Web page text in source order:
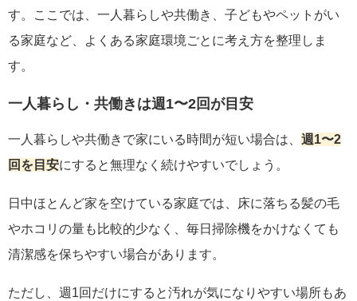
す。ここでは、一人暮らしや共働き、子どもやペットがい
る家庭など、よくある家庭環境ごとに考え方を整理しま
す。
一人暮らし・共働きは週1〜2回が目安
一人暮らしや共働きで家にいる時間が短い場合は、 週1〜2
回を目安にすると無理なく続けやすいでしょう。
日中ほとんど家を空けている家庭では、床に落ちる髪の毛
やホコリの量も比較的少なく、毎日掃除機をかけなくても
清潔感を保ちやすい場合があります。
ただし、週1回だけにすると汚れが気になりやすい場所もあ